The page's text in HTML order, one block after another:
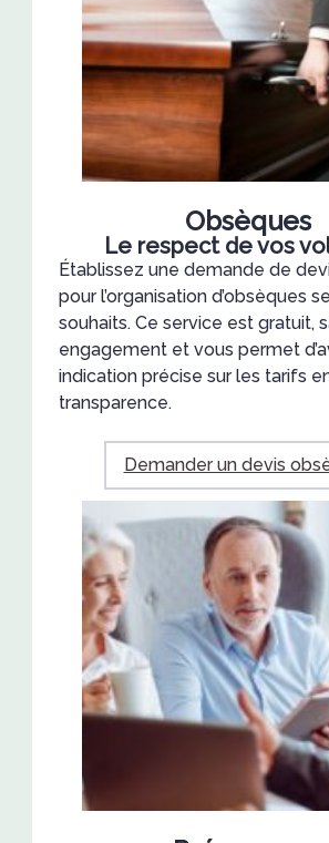
Obsèques
Le respect de vos
Établissez une demande de
pour l’organisation d’obsèques
souhaits. Ce service est gratuit,
engagement et vous permet
indication précise sur les tarifs
transparence.
Demander un devis